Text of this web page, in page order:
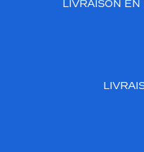
LIVRAISON EN